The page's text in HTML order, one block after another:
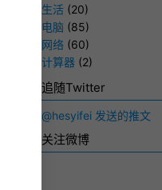
生活 (20)
电脑 (85)
网络 (60)
计算器 (2)
追随Twitter
@hesyifei 发送的推文
关注微博